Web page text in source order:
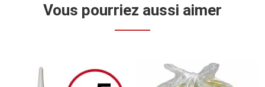
Vous pourriez aussi aimer